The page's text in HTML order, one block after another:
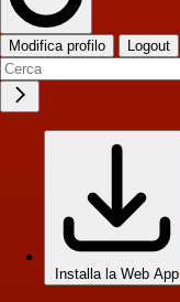
Modifica profilo Logout
Installa la Web App